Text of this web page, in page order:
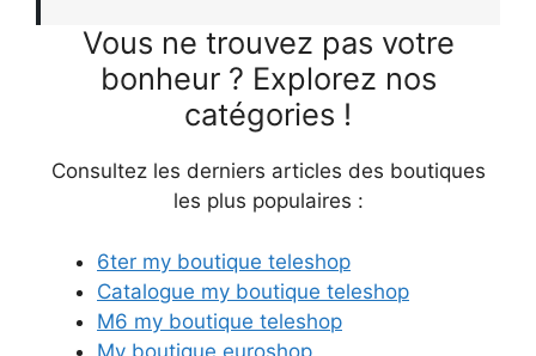
Vous ne trouvez pas votre
bonheur ? Explorez nos
catégories !
Consultez les derniers articles des boutiques
les plus populaires :
6ter my boutique teleshop
Catalogue my boutique teleshop
M6 my boutique teleshop
My boutique euroshop